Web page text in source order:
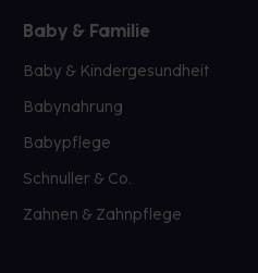
Baby & Familie
Baby & Kindergesundheit
Babynahrung
Babypflege
Schnuller & Co.
Zahnen & Zahnpflege